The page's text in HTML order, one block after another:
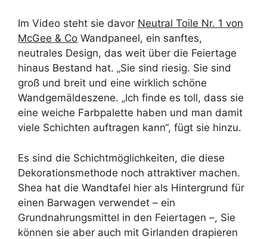
Im Video steht sie davor Neutral Toile Nr. 1 von
McGee & Co Wandpaneel, ein sanftes,
neutrales Design, das weit über die Feiertage
hinaus Bestand hat. „Sie sind riesig. Sie sind
groß und breit und eine wirklich schöne
Wandgemäldeszene. „Ich finde es toll, dass sie
eine weiche Farbpalette haben und man damit
viele Schichten auftragen kann“, fügt sie hinzu.
Es sind die Schichtmöglichkeiten, die diese
Dekorationsmethode noch attraktiver machen.
Shea hat die Wandtafel hier als Hintergrund für
einen Barwagen verwendet – ein
Grundnahrungsmittel in den Feiertagen –, Sie
können sie aber auch mit Girlanden drapieren